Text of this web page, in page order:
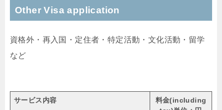
Other Visa application
資格外・再入国・定住者・特定活動・文化活動・留学
など
サービス内容 料金(including